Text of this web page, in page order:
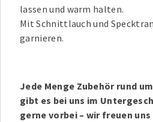
lassen und warm halten.
Mit Schnittlauch und
garnieren.
Jede Menge Zubehör rund
gibt es bei uns im
gerne vorbei – wir freuen